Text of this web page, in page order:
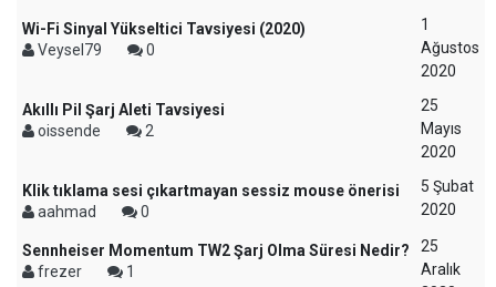
Wi-Fi Sinyal Yükseltici Tavsiyesi (2020)
Veysel79
0
1
Ağustos
2020
Akıllı Pil Şarj Aleti Tavsiyesi
oissende
2
25
Mayıs
2020
Klik tıklama sesi çıkartmayan sessiz mouse önerisi
aahmad
0
5 Şubat
2020
Sennheiser Momentum TW2 Şarj Olma Süresi Nedir?
frezer
1
25
Aralık